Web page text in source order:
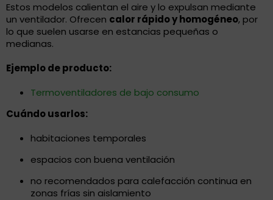
Estos modelos calientan el aire y lo expulsan mediante
un ventilador. Ofrecen calor rápido y homogéneo, por
lo que suelen usarse en estancias pequeñas o
medianas.
Ejemplo de producto:
Termoventiladores de bajo consumo
Cuándo usarlos:
habitaciones temporales
espacios con buena ventilación
no recomendados para calefacción continua en
zonas frías sin aislamiento